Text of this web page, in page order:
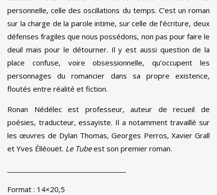
personnelle, celle des oscillations du temps. C’est un roman
sur la charge de la parole intime, sur celle de l’écriture, deux
défenses fragiles que nous possédons, non pas pour faire le
deuil mais pour le détourner. Il y est aussi question de la
place confuse, voire obsessionnelle, qu’occupent les
personnages du romancier dans sa propre existence,
floutés entre réalité et fiction.
Ronan Nédélec est professeur, auteur de recueil de
poésies, traducteur, essayiste. Il a notamment travaillé sur
les œuvres de Dylan Thomas, Georges Perros, Xavier Grall
et Yves Élléouët. Le Tubeest son premier roman.
Format : 14×20,5